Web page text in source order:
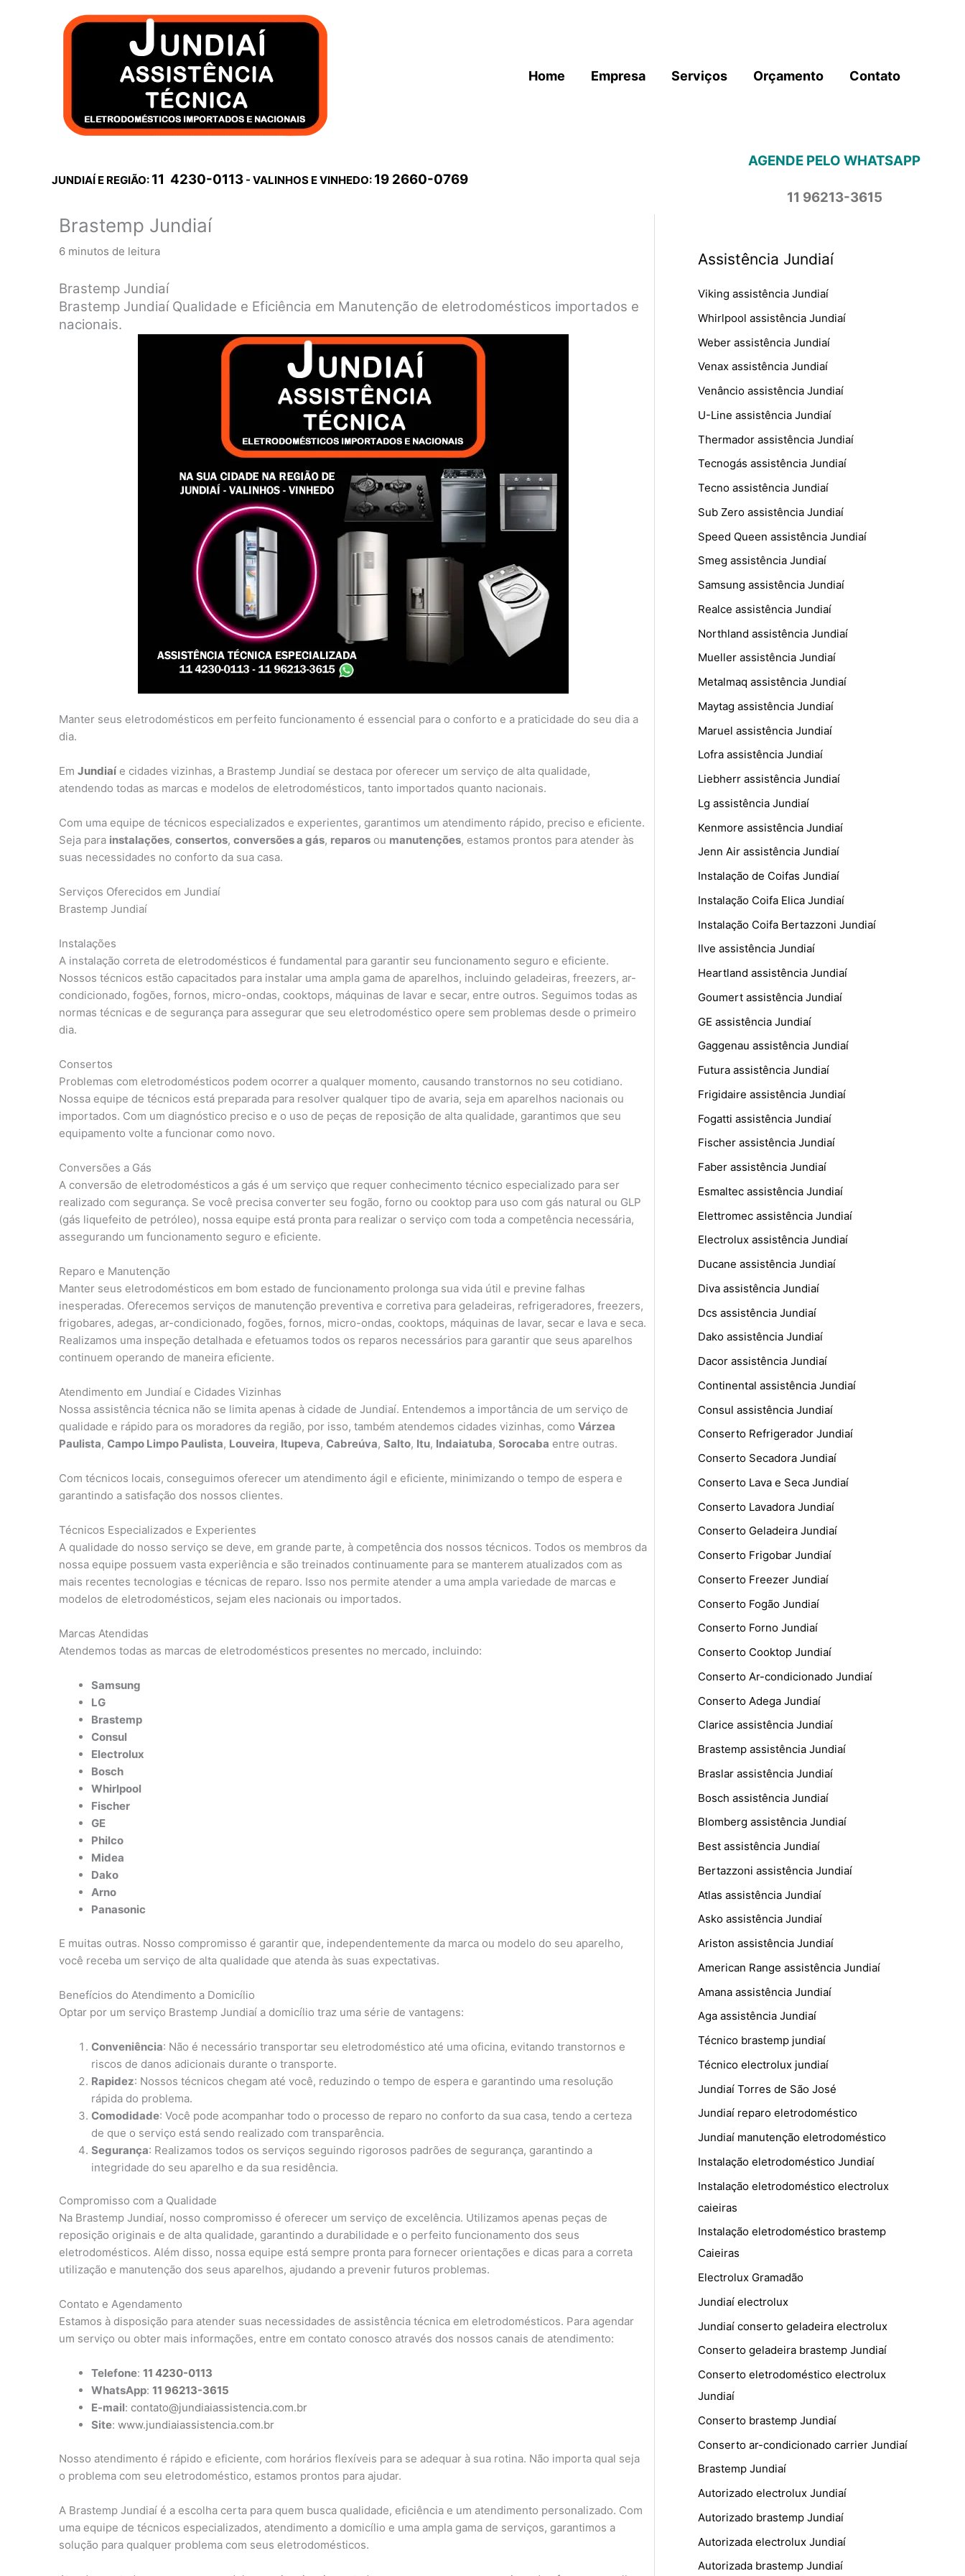
Home Empresa Serviços Orçamento Contato
JUNDIAÍ E REGIÃO: 11 4230-0113 - VALINHOS E VINHEDO: 19 2660-0769
AGENDE PELO WHATSAPP
11 96213-3615
Brastemp Jundiaí
6 minutos de leitura
Brastemp Jundiaí
Brastemp Jundiaí Qualidade e Eficiência em Manutenção de eletrodomésticos importados e
nacionais.
Manter seus eletrodomésticos em perfeito funcionamento é essencial para o conforto e a praticidade do seu dia a
dia.
Em Jundiaí e cidades vizinhas, a Brastemp Jundiaí se destaca por oferecer um serviço de alta qualidade,
atendendo todas as marcas e modelos de eletrodomésticos, tanto importados quanto nacionais.
Com uma equipe de técnicos especializados e experientes, garantimos um atendimento rápido, preciso e eficiente.
Seja para instalações, consertos, conversões a gás, reparos ou manutenções, estamos prontos para atender às
suas necessidades no conforto da sua casa.
Serviços Oferecidos em Jundiaí
Brastemp Jundiaí
Instalações
A instalação correta de eletrodomésticos é fundamental para garantir seu funcionamento seguro e eficiente.
Nossos técnicos estão capacitados para instalar uma ampla gama de aparelhos, incluindo geladeiras, freezers, ar-
condicionado, fogões, fornos, micro-ondas, cooktops, máquinas de lavar e secar, entre outros. Seguimos todas as
normas técnicas e de segurança para assegurar que seu eletrodoméstico opere sem problemas desde o primeiro
dia.
Consertos
Problemas com eletrodomésticos podem ocorrer a qualquer momento, causando transtornos no seu cotidiano.
Nossa equipe de técnicos está preparada para resolver qualquer tipo de avaria, seja em aparelhos nacionais ou
importados. Com um diagnóstico preciso e o uso de peças de reposição de alta qualidade, garantimos que seu
equipamento volte a funcionar como novo.
Conversões a Gás
A conversão de eletrodomésticos a gás é um serviço que requer conhecimento técnico especializado para ser
realizado com segurança. Se você precisa converter seu fogão, forno ou cooktop para uso com gás natural ou GLP
(gás liquefeito de petróleo), nossa equipe está pronta para realizar o serviço com toda a competência necessária,
assegurando um funcionamento seguro e eficiente.
Reparo e Manutenção
Manter seus eletrodomésticos em bom estado de funcionamento prolonga sua vida útil e previne falhas
inesperadas. Oferecemos serviços de manutenção preventiva e corretiva para geladeiras, refrigeradores, freezers,
frigobares, adegas, ar-condicionado, fogões, fornos, micro-ondas, cooktops, máquinas de lavar, secar e lava e seca.
Realizamos uma inspeção detalhada e efetuamos todos os reparos necessários para garantir que seus aparelhos
continuem operando de maneira eficiente.
Atendimento em Jundiaí e Cidades Vizinhas
Nossa assistência técnica não se limita apenas à cidade de Jundiaí. Entendemos a importância de um serviço de
qualidade e rápido para os moradores da região, por isso, também atendemos cidades vizinhas, como Várzea
Paulista, Campo Limpo Paulista, Louveira, Itupeva, Cabreúva, Salto, Itu, Indaiatuba, Sorocaba entre outras.
Com técnicos locais, conseguimos oferecer um atendimento ágil e eficiente, minimizando o tempo de espera e
garantindo a satisfação dos nossos clientes.
Técnicos Especializados e Experientes
A qualidade do nosso serviço se deve, em grande parte, à competência dos nossos técnicos. Todos os membros da
nossa equipe possuem vasta experiência e são treinados continuamente para se manterem atualizados com as
mais recentes tecnologias e técnicas de reparo. Isso nos permite atender a uma ampla variedade de marcas e
modelos de eletrodomésticos, sejam eles nacionais ou importados.
Marcas Atendidas
Atendemos todas as marcas de eletrodomésticos presentes no mercado, incluindo:
Samsung
LG
Brastemp
Consul
Electrolux
Bosch
Whirlpool
Fischer
GE
Philco
Midea
Dako
Arno
Panasonic
E muitas outras. Nosso compromisso é garantir que, independentemente da marca ou modelo do seu aparelho,
você receba um serviço de alta qualidade que atenda às suas expectativas.
Benefícios do Atendimento a Domicílio
Optar por um serviço Brastemp Jundiaí a domicílio traz uma série de vantagens:
Conveniência: Não é necessário transportar seu eletrodoméstico até uma oficina, evitando transtornos e
riscos de danos adicionais durante o transporte.
Rapidez: Nossos técnicos chegam até você, reduzindo o tempo de espera e garantindo uma resolução
rápida do problema.
Comodidade: Você pode acompanhar todo o processo de reparo no conforto da sua casa, tendo a certeza
de que o serviço está sendo realizado com transparência.
Segurança: Realizamos todos os serviços seguindo rigorosos padrões de segurança, garantindo a
integridade do seu aparelho e da sua residência.
Compromisso com a Qualidade
Na Brastemp Jundiaí, nosso compromisso é oferecer um serviço de excelência. Utilizamos apenas peças de
reposição originais e de alta qualidade, garantindo a durabilidade e o perfeito funcionamento dos seus
eletrodomésticos. Além disso, nossa equipe está sempre pronta para fornecer orientações e dicas para a correta
utilização e manutenção dos seus aparelhos, ajudando a prevenir futuros problemas.
Contato e Agendamento
Estamos à disposição para atender suas necessidades de assistência técnica em eletrodomésticos. Para agendar
um serviço ou obter mais informações, entre em contato conosco através dos nossos canais de atendimento:
Telefone: 11 4230-0113
WhatsApp: 11 96213-3615
E-mail: contato@jundiaiassistencia.com.br
Site: www.jundiaiassistencia.com.br
Nosso atendimento é rápido e eficiente, com horários flexíveis para se adequar à sua rotina. Não importa qual seja
o problema com seu eletrodoméstico, estamos prontos para ajudar.
A Brastemp Jundiaí é a escolha certa para quem busca qualidade, eficiência e um atendimento personalizado. Com
uma equipe de técnicos especializados, atendimento a domicílio e uma ampla gama de serviços, garantimos a
solução para qualquer problema com seus eletrodomésticos.
Assistência Jundiaí
Viking assistência Jundiaí
Whirlpool assistência Jundiaí
Weber assistência Jundiaí
Venax assistência Jundiaí
Venâncio assistência Jundiaí
U-Line assistência Jundiaí
Thermador assistência Jundiaí
Tecnogás assistência Jundiaí
Tecno assistência Jundiaí
Sub Zero assistência Jundiaí
Speed Queen assistência Jundiaí
Smeg assistência Jundiaí
Samsung assistência Jundiaí
Realce assistência Jundiaí
Northland assistência Jundiaí
Mueller assistência Jundiaí
Metalmaq assistência Jundiaí
Maytag assistência Jundiaí
Maruel assistência Jundiaí
Lofra assistência Jundiaí
Liebherr assistência Jundiaí
Lg assistência Jundiaí
Kenmore assistência Jundiaí
Jenn Air assistência Jundiaí
Instalação de Coifas Jundiaí
Instalação Coifa Elica Jundiaí
Instalação Coifa Bertazzoni Jundiaí
Ilve assistência Jundiaí
Heartland assistência Jundiaí
Goumert assistência Jundiaí
GE assistência Jundiaí
Gaggenau assistência Jundiaí
Futura assistência Jundiaí
Frigidaire assistência Jundiaí
Fogatti assistência Jundiaí
Fischer assistência Jundiaí
Faber assistência Jundiaí
Esmaltec assistência Jundiaí
Elettromec assistência Jundiaí
Electrolux assistência Jundiaí
Ducane assistência Jundiaí
Diva assistência Jundiaí
Dcs assistência Jundiaí
Dako assistência Jundiaí
Dacor assistência Jundiaí
Continental assistência Jundiaí
Consul assistência Jundiaí
Conserto Refrigerador Jundiaí
Conserto Secadora Jundiaí
Conserto Lava e Seca Jundiaí
Conserto Lavadora Jundiaí
Conserto Geladeira Jundiaí
Conserto Frigobar Jundiaí
Conserto Freezer Jundiaí
Conserto Fogão Jundiaí
Conserto Forno Jundiaí
Conserto Cooktop Jundiaí
Conserto Ar-condicionado Jundiaí
Conserto Adega Jundiaí
Clarice assistência Jundiaí
Brastemp assistência Jundiaí
Braslar assistência Jundiaí
Bosch assistência Jundiaí
Blomberg assistência Jundiaí
Best assistência Jundiaí
Bertazzoni assistência Jundiaí
Atlas assistência Jundiaí
Asko assistência Jundiaí
Ariston assistência Jundiaí
American Range assistência Jundiaí
Amana assistência Jundiaí
Aga assistência Jundiaí
Técnico brastemp jundiaí
Técnico electrolux jundiaí
Jundiaí Torres de São José
Jundiaí reparo eletrodoméstico
Jundiaí manutenção eletrodoméstico
Instalação eletrodoméstico Jundiaí
Instalação eletrodoméstico electrolux
caieiras
Instalação eletrodoméstico brastemp
Caieiras
Electrolux Gramadão
Jundiaí electrolux
Jundiaí conserto geladeira electrolux
Conserto geladeira brastemp Jundiaí
Conserto eletrodoméstico electrolux
Jundiaí
Conserto brastemp Jundiaí
Conserto ar-condicionado carrier Jundiaí
Brastemp Jundiaí
Autorizado electrolux Jundiaí
Autorizado brastemp Jundiaí
Autorizada electrolux Jundiaí
Autorizada brastemp Jundiaí